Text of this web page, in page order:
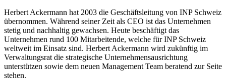
Herbert Ackermann hat 2003 die Geschäftsleitung von INP Schweiz
übernommen. Während seiner Zeit als CEO ist das Unternehmen
stetig und nachhaltig gewachsen. Heute beschäftigt das
Unternehmen rund 100 Mitarbeitende, welche für INP Schweiz
weltweit im Einsatz sind. Herbert Ackermann wird zukünftig im
Verwaltungsrat die strategische Unternehmensausrichtung
unterstützen sowie dem neuen Management Team beratend zur Seite
stehen.